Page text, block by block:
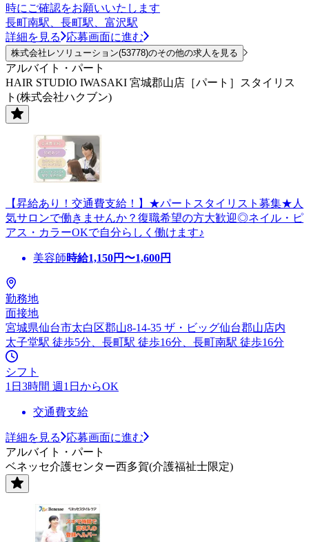
時にご確認をお願いいたします
長町南駅、長町駅、富沢駅
詳細を見る
応募画面に進む
株式会社レソリューション(53778)のその他の求人を見る
アルバイト・パート
HAIR STUDIO IWASAKI 宮城郡山店［パート］スタイリス
ト(株式会社ハクブン)
【昇給あり！交通費支給！】★パートスタイリスト募集★人
気サロンで働きませんか？復職希望の方大歓迎◎ネイル・ピ
アス・カラーOKで自分らしく働けます♪
美容師時給1,150円〜1,600円
勤務地
面接地
宮城県仙台市太白区郡山8-14-35 ザ・ビッグ仙台郡山店内
太子堂駅 徒歩5分、長町駅 徒歩16分、長町南駅 徒歩16分
シフト
1日3時間 週1日からOK
交通費支給
詳細を見る
応募画面に進む
アルバイト・パート
ベネッセ介護センター西多賀(介護福祉士限定)